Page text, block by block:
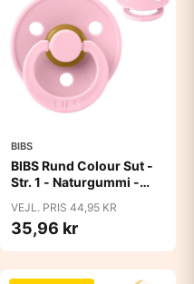
BIBS
BIBS Rund Colour Sut -
Str. 1 - Naturgummi -
VEJL. PRIS 44,95 KR
35,96 kr